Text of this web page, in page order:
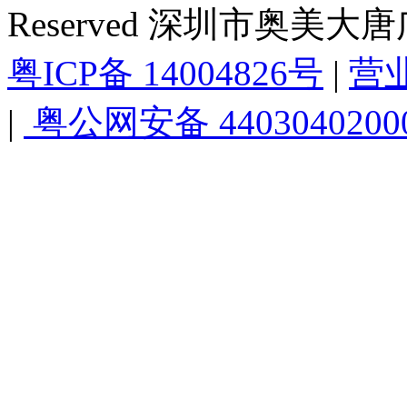
Reserved 深圳市奥美大
粤ICP备 14004826号 | 营
| 粤公网安备